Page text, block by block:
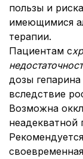
пользы и
имеющимися
терапии.
Пациентам с
дозы
вследствие
Возможна
неадекватной